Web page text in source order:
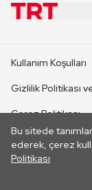
Bu sitede
ederek, çerez
Politikası
CANLI
Kullanım Koşulları
Gizlilik Politikası
Çerez Politikası
İletişim
Her hakkı